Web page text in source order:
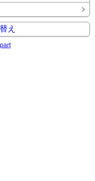
え